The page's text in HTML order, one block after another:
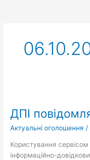
ДПІ
Актуальні оголошення /
Користування
інформаційно-